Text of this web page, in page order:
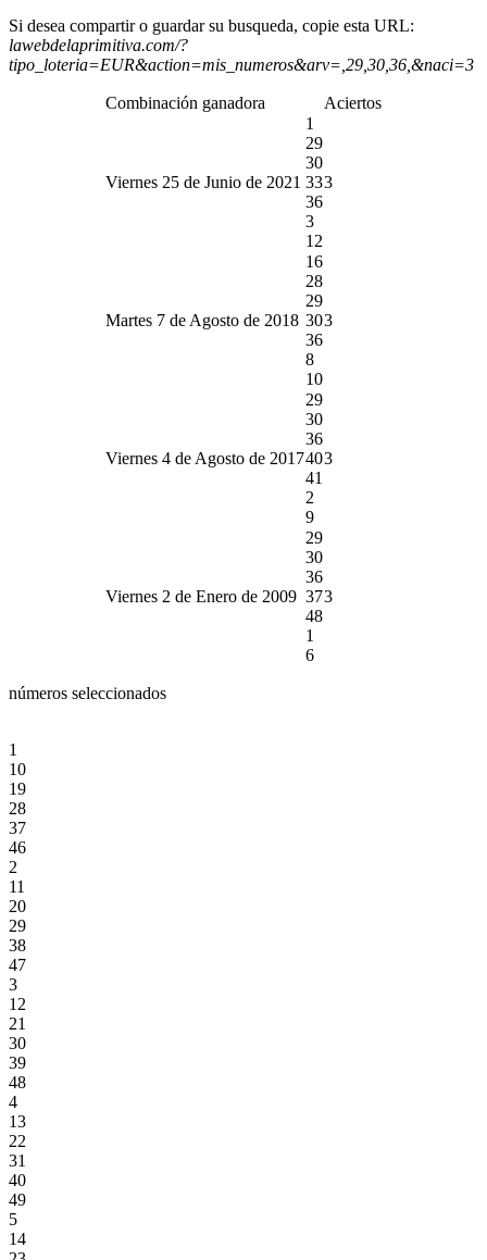
Si desea compartir o guardar su busqueda, copie esta URL:
lawebdelaprimitiva.com/?
tipo_loteria=EUR&action=mis_numeros&arv=,29,30,36,&naci=3
Combinación ganadora Aciertos
Viernes 25 de Junio de 2021
1
29
30
33
36
3
12
3
Martes 7 de Agosto de 2018
16
28
29
30
36
8
10
3
Viernes 4 de Agosto de 2017
29
30
36
40
41
2
9
3
Viernes 2 de Enero de 2009
29
30
36
37
48
1
6
3
números seleccionados
1
10
19
28
37
46
2
11
20
29
38
47
3
12
21
30
39
48
4
13
22
31
40
49
5
14